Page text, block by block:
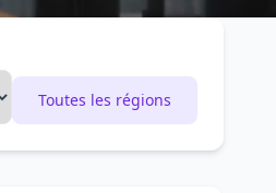
Toutes les régions